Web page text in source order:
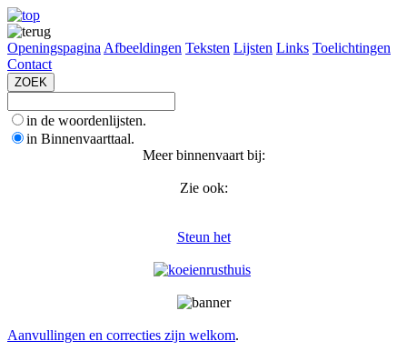
Openingspagina Afbeeldingen Teksten Lijsten Links Toelichtingen
Contact
in de woordenlijsten.
in Binnenvaarttaal.
Meer binnenvaart bij:
Zie ook:
Steun het
Aanvullingen en correcties zijn welkom.